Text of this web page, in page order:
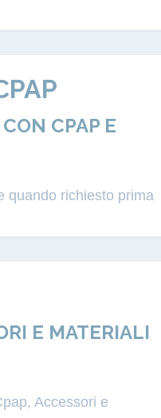
CPAP E
quando richiesto prima
E MATERIALI
Accessori e